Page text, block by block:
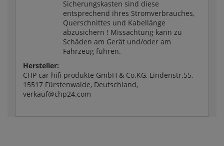
Sicherungskasten sind diese
entsprechend ihres Stromverbrauches,
Querschnittes und Kabellänge
abzusichern ! Missachtung kann zu
Schäden am Gerät und/oder am
Fahrzeug führen.
Hersteller:
CHP car hifi produkte GmbH & Co.KG, Lindenstr.55,
15517 Fürstenwalde, Deutschland,
verkauf@chp24.com